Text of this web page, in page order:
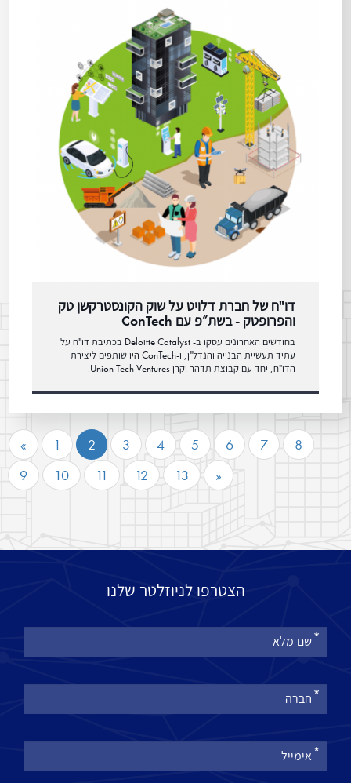
דו"ח של חברת דלויט על שוק הקונסטרקשן טק
והפרופטק - בשת״פ עם ConTech
בחודשים האחרונים עסקו ב- Deloitte Catalyst בכתיבת דו"ח על
עתיד תעשיית הבנייה והנדל"ן, ו-ConTech היו שותפים ליצירת
הדו"ח, יחד עם קבוצת תדהר וקרן Union Tech Ventures.
« 1 2 3 4 5 6 7
8
9
10 11 12 13 »
הצטרפו לניוזלטר שלנו
אנא
מלאו
טופס
הצטרפו
לניוזלטר